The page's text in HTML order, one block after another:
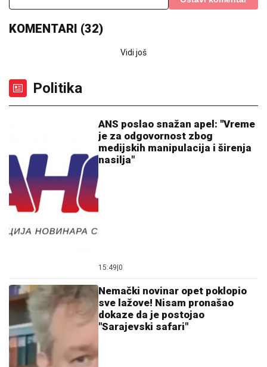
Lara došla na plažu sa torbom od 1.500 eura, a
VELIKA AKCIJA POLICIJE!
poternici Interpola u Beogradu
uhapšeni krijumčari ljudi: Ilegalno
(FOTO) BALONI, CVEĆE I PRELEPA
DEKORACIJADea Đurđević
preuredila stan za dolazak naslednice,
sve u znaku male Iris: "Dobrodošla,
ljubavi"
"PORODICI SAM PORUČILA - NE ŽELIM DA UMREM"
Voditeljka o najvećoj intimi: "Doktori su odmah
zakazali operaciju kad su shvatili stanje stvari", ovo je
samo jednom pričala